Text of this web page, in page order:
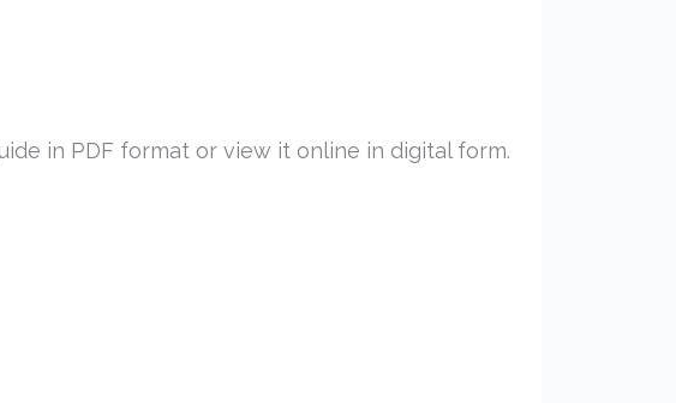
in PDF format or view it online in digital form.